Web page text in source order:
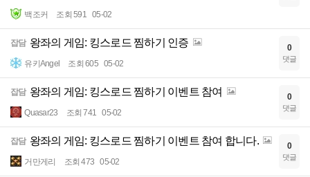
백조커 조회 591 05-02
잡담 왕좌의 게임: 킹스로드 찜하기 인증
유키Angel 조회 605 05-02
0
댓글
잡담 왕좌의 게임: 킹스로드 찜하기 이벤트 참여
Quasar23 조회 741 05-02
0
댓글
잡담 왕좌의 게임: 킹스로드 찜하기 이벤트 참여 합니다.
거만게리 조회 473 05-02
0
댓글